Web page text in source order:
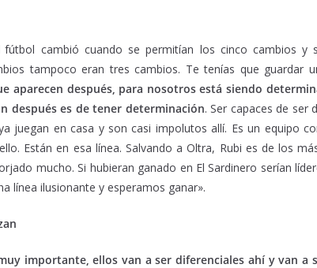
cambió cuando se permitían los cinco cambios y
tampoco eran tres cambios. Te tenías que guardar
aparecen después, para nosotros está siendo
después es de tener determinación. Ser capaces de ser
juegan en casa y son casi impolutos allí. Es un equipo
Están en esa línea. Salvando a Oltra, Rubi es de los
mucho. Si hubieran ganado en El Sardinero serían
línea ilusionante y esperamos ganar».
importante, ellos van a ser diferenciales ahí y van a